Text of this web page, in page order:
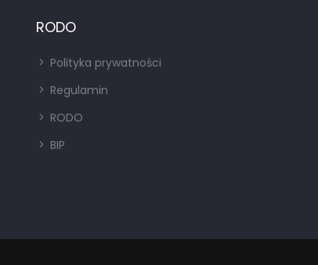
RODO
Polityka prywatności
Regulamin
RODO
BIP